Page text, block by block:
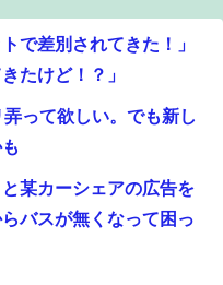
で差別されてきた！」
たけど！？」
弄って欲しい。でも新し
某カーシェアの広告を
バスが無くなって困っ